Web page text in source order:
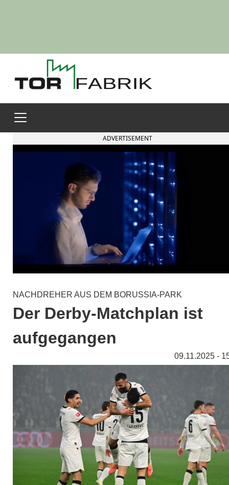
ADVERTISEMENT
NACHDREHER AUS DEM BORUSSIA-PARK
Der Derby-Matchplan ist
aufgegangen
09.11.2025 -